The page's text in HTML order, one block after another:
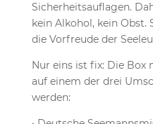
Sicherheitsauflagen.
kein Alkohol, kein Obst.
die Vorfreude der
Nur eins ist fix: Die Box
auf einem der drei
werden: